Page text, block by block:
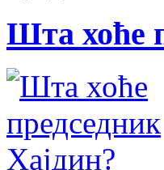
Шта хоће